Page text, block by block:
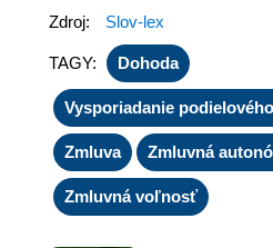
Zdroj: Slov-lex
TAGY: Dohoda
Vysporiadanie
Zmluva Zmluvná
Zmluvná voľnosť